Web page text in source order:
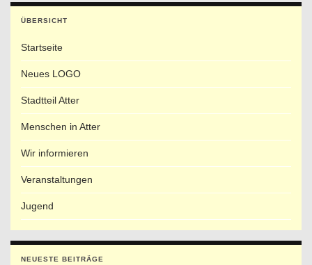
ÜBERSICHT
Startseite
Neues LOGO
Stadtteil Atter
Menschen in Atter
Wir informieren
Veranstaltungen
Jugend
NEUESTE BEITRÄGE